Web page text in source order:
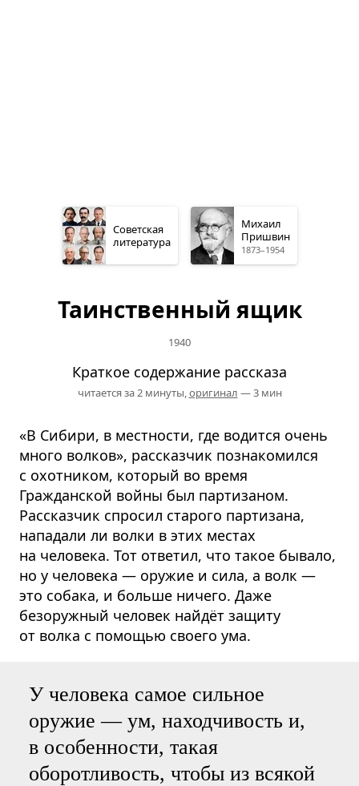
Советская
литература
Михаил
Пришвин
1873–1954
Таинственный ящик
1940
Краткое содержание рассказа
читается за 2 минуты,оригинал — 3 мин
«В Сибири, в местности, где водится очень
много волков», рассказчик познакомился
с охотником, который во время
Гражданской войны был партизаном.
Рассказчик спросил старого партизана,
нападали ли волки в этих местах
на человека. Тот ответил, что такое бывало,
но у человека — оружие и сила, а волк —
это собака, и больше ничего. Даже
безоружный человек найдёт защиту
от волка с помощью своего ума.
У человека самое сильное
оружие — ум, находчивость и,
в особенности, такая
оборотливость, чтобы из всякой